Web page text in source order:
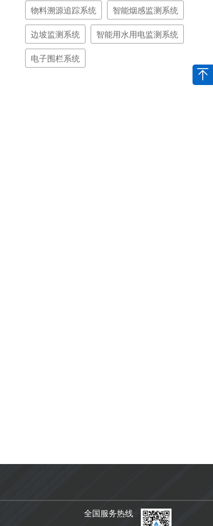
物料溯源追踪系统 智能烟感监测系统
边坡监测系统 智能用水用电监测系统
电子围栏系统
全国服务热线